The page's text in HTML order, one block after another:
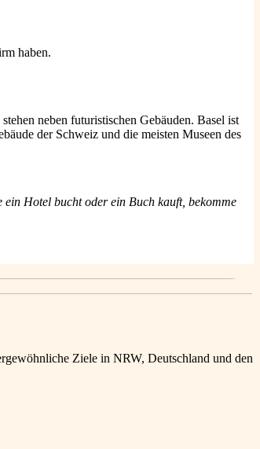
haben.
neben futuristischen Gebäuden. Basel ist
der Schweiz und die meisten Museen des
Hotel bucht oder ein Buch kauft, bekomme
Ziele in NRW, Deutschland und den